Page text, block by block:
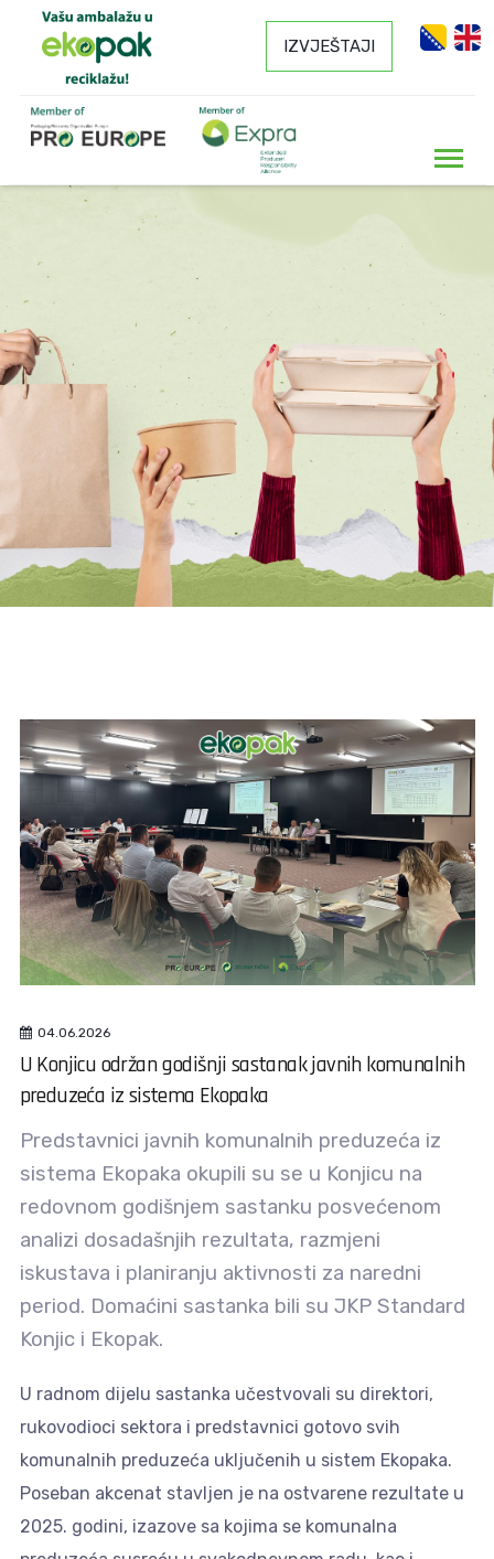
IZVJEŠTAJI
04.06.2026
U Konjicu održan godišnji sastanak javnih komunalnih
preduzeća iz sistema Ekopaka
Predstavnici javnih komunalnih preduzeća iz
sistema Ekopaka okupili su se u Konjicu na
redovnom godišnjem sastanku posvećenom
analizi dosadašnjih rezultata, razmjeni
iskustava i planiranju aktivnosti za naredni
period. Domaćini sastanka bili su JKP Standard
Konjic i Ekopak.
U radnom dijelu sastanka učestvovali su direktori,
rukovodioci sektora i predstavnici gotovo svih
komunalnih preduzeća uključenih u sistem Ekopaka.
Poseban akcenat stavljen je na ostvarene rezultate u
2025. godini, izazove sa kojima se komunalna